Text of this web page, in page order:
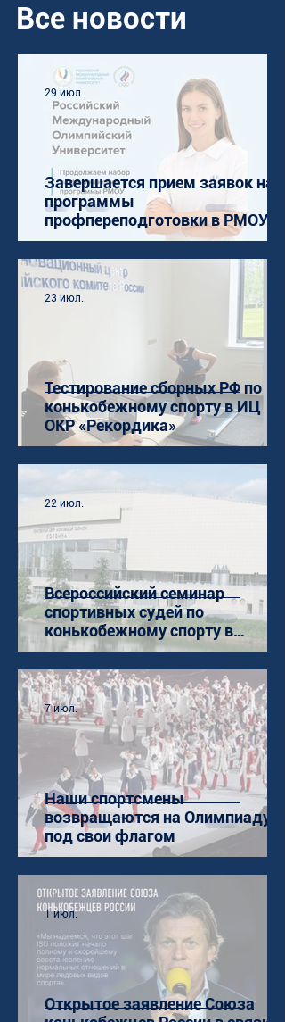
Все новости
Завершается прием заявок на
программы
профпереподготовки в РМОУ
29 июл.
Тестирование сборных РФ по
конькобежному спорту в ИЦ
ОКР «Рекордика»
23 июл.
Всероссийский семинар
спортивных судей по
конькобежному спорту в
Коломне
22 июл.
Наши спортсмены
возвращаются на Олимпиаду
под свои флагом
7 июл.
Открытое заявление Союза
1 июл.